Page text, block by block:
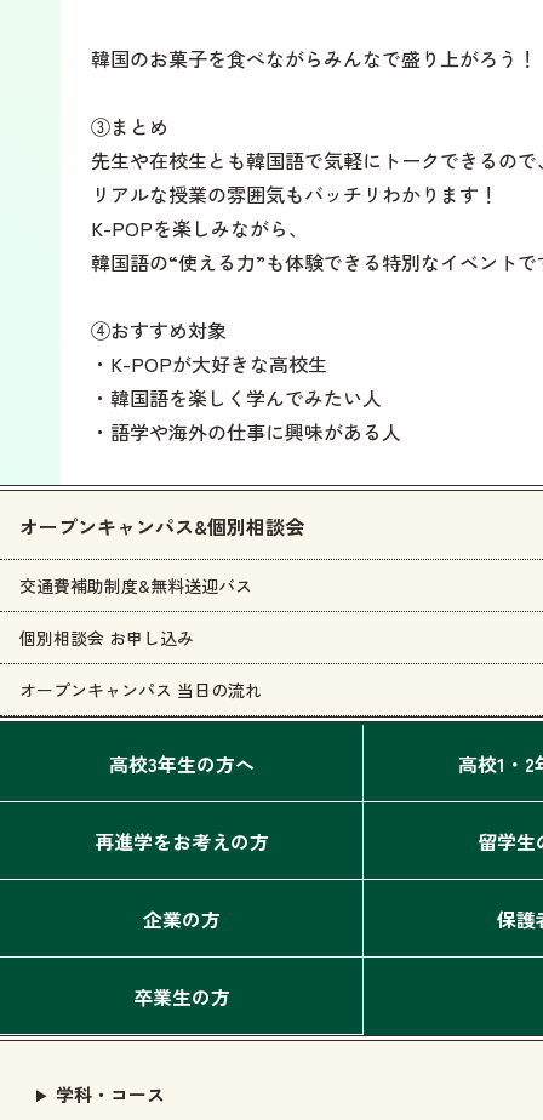
韓国のお菓子を食べながらみんなで盛り上がろう！
③まとめ
先生や在校生とも韓国語で気軽にトークできるので
リアルな授業の雰囲気もバッチリわかります！
K-POPを楽しみながら、
韓国語の“使える力”も体験できる特別なイベントで
④おすすめ対象
・K-POPが大好きな高校生
・韓国語を楽しく学んでみたい人
・語学や海外の仕事に興味がある人
オープンキャンパス&個別相談会
交通費補助制度&無料送迎バス
個別相談会 お申し込み
オープンキャンパス 当日の流れ
高校3年生の方へ 高校1・2
再進学をお考えの方 留学生
企業の方 保護
卒業生の方
学科・コース